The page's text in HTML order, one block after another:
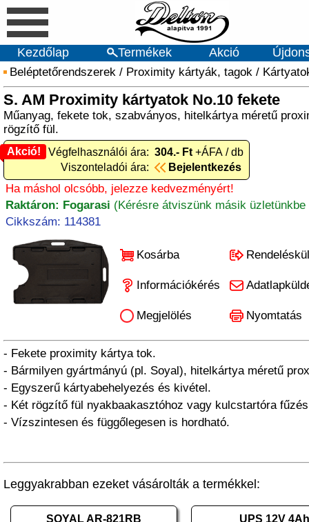
Kezdőlap Termékek Akció
Beléptetőrendszerek / Proximity kártyák, tagok /
S. AM Proximity kártyatok No.10 fekete
Műanyag, fekete tok, szabványos, hitelkártya méretű
rögzítő fül.
Akció!
Akció! Végfelhasználói ára: 304.- Ft +ÁFA / db
Viszonteladói ára:
Bejelentkezés
Ha máshol olcsóbb, jelezze kedvezményért!
Raktáron: Fogarasi (Kérésre átviszünk másik üzletünkbe
Cikkszám: 114381
Kosárba
Információkérés
Megjelölés Nyomtatás
- Fekete proximity kártya tok.
- Bármilyen gyártmányú (pl. Soyal), hitelkártya méretű
- Egyszerű kártyabehelyezés és kivétel.
- Két rögzítő fül nyakbaakasztóhoz vagy kulcstartóra
- Vízszintesen és függőlegesen is hordható.
Leggyakrabban ezeket vásárolták a termékkel:
SOYAL AR-821RB UPS 12V 4Ah